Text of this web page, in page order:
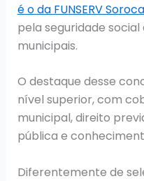
é o da FUNSERV
pela seguridade
municipais.
O destaque desse
nível superior, com
municipal, direito
pública e
Diferentemente de